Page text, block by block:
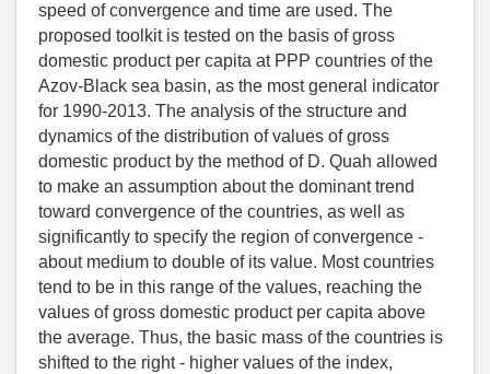
speed of convergence and time are used. The
proposed toolkit is tested on the basis of gross
domestic product per capita at PPP countries of the
Azov-Black sea basin, as the most general indicator
for 1990-2013. The analysis of the structure and
dynamics of the distribution of values of gross
domestic product by the method of D. Quah allowed
to make an assumption about the dominant trend
toward convergence of the countries, as well as
significantly to specify the region of convergence -
about medium to double of its value. Most countries
tend to be in this range of the values, reaching the
values of gross domestic product per capita above
the average. Thus, the basic mass of the countries is
shifted to the right - higher values of the index,